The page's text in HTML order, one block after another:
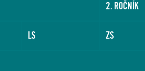
2. ROČNÍK
LS ZS